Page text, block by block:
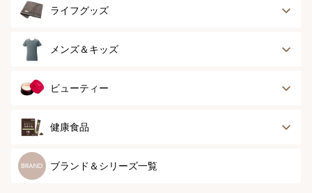
ボディースーツ
ランジェリー
イツ
健康サポート
スポーツ
ライフグッズ
アウター
グッズ
メンズ＆キッズ
メンズトップ
メンズソックス
ビューティー
スキンケア
スペシャルケア
健康食品
健康食品
ブランド＆シリーズ一覧